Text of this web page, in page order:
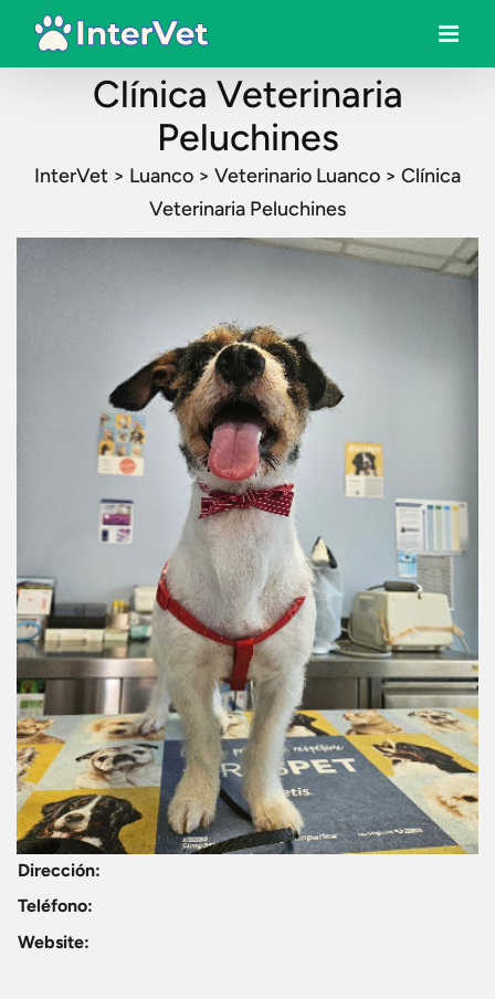
Clínica Veterinaria
Peluchines
InterVet > Luanco > Veterinario Luanco > Clínica
Veterinaria Peluchines
Dirección:
Teléfono:
Website: